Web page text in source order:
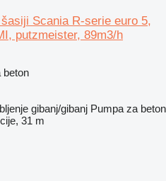
Scania R-serie euro 5,
putzmeister, 89m3/h
beton
gibanj/gibanj Pumpa za beton
31 m